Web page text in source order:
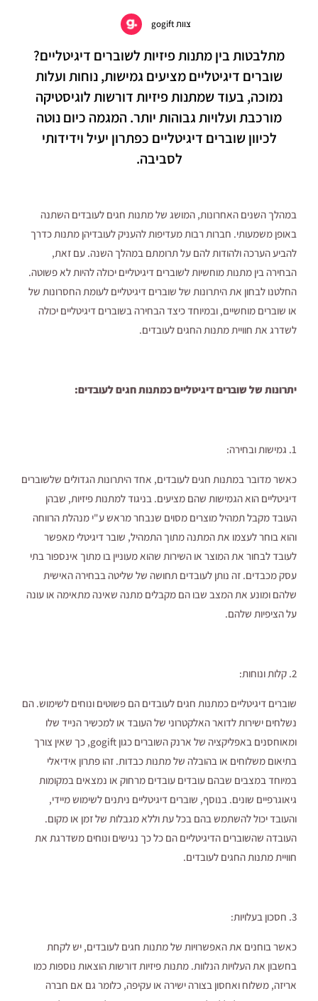
צוות gogift
מתלבטות בין מתנות פיזיות לשוברים דיגיטליים?
שוברים דיגיטליים מציעים גמישות, נוחות ועלות
נמוכה, בעוד שמתנות פיזיות דורשות לוגיסטיקה
מורכבת ועלויות גבוהות יותר. המגמה כיום נוטה
לכיוון שוברים דיגיטליים כפתרון יעיל וידידותי
לסביבה.
במהלך השנים האחרונות, המושג של מתנות חגים לעובדים השתנה
באופן משמעותי. חברות רבות מעדיפות להעניק לעובדיהן מתנות כדרך
להביע הערכה ולהודות להם על תרומתם במהלך השנה. עם זאת,
הבחירה בין מתנות מוחשיות לשוברים דיגיטליים יכולה להיות לא פשוטה.
החלטנו לבחון את היתרונות של שוברים דיגיטליים לעומת החסרונות של
או שוברים מוחשיים, ובמיוחד כיצד הבחירה בשוברים דיגיטליים יכולה
לשדרג את חוויית מתנות החגים לעובדים.
יתרונות של שוברים דיגיטליים כמתנות חגים לעובדים:
1. גמישות ובחירה:
כאשר מדובר במתנות חגים לעובדים, אחד היתרונות הגדולים שלשוברים
דיגיטליים הוא הגמישות שהם מציעים. בניגוד למתנות פיזיות, שבהן
העובד מקבל תמהיל מוצרים מסוים שנבחר מראש ע"י מנהלת הרווחה
והוא בוחר לעצמו את המתנה מתוך התמהיל, שובר דיגיטלי מאפשר
לעובד לבחור את המוצר או השירות שהוא מעוניין בו מתוך אינספור בתי
עסק מכבדים. זה נותן לעובדים תחושה של שליטה בבחירה האישית
שלהם ומונע את המצב שבו הם מקבלים מתנה שאינה מתאימה או עונה
על הציפיות שלהם.
2. קלות ונוחות:
שוברים דיגיטליים כמתנות חגים לעובדים הם פשוטים ונוחים לשימוש. הם
נשלחים ישירות לדואר האלקטרוני של העובד או למכשיר הנייד שלו
ומאוחסנים באפליקציה של ארנק השוברים כגון gogift, כך שאין צורך
בתיאום משלוחים או בהובלה של מתנות כבדות. זהו פתרון אידיאלי
במיוחד במצבים שבהם עובדים עובדים מרחוק או נמצאים במקומות
גיאוגרפיים שונים. בנוסף, שוברים דיגיטליים ניתנים לשימוש מיידי,
והעובד יכול להשתמש בהם בכל עת וללא מגבלות של זמן או מקום.
העובדה שהשוברים הדיגיטליים הם כל כך נגישים ונוחים משדרגת את
חוויית מתנות החגים לעובדים.
3. חסכון בעלויות:
כאשר בוחנים את האפשרויות של מתנות חגים לעובדים, יש לקחת
בחשבון את העלויות הנלוות. מתנות פיזיות דורשות הוצאות נוספות כמו
אריזה, משלוח ואחסון בצורה ישירה או עקיפה, כלומר גם אם חברה